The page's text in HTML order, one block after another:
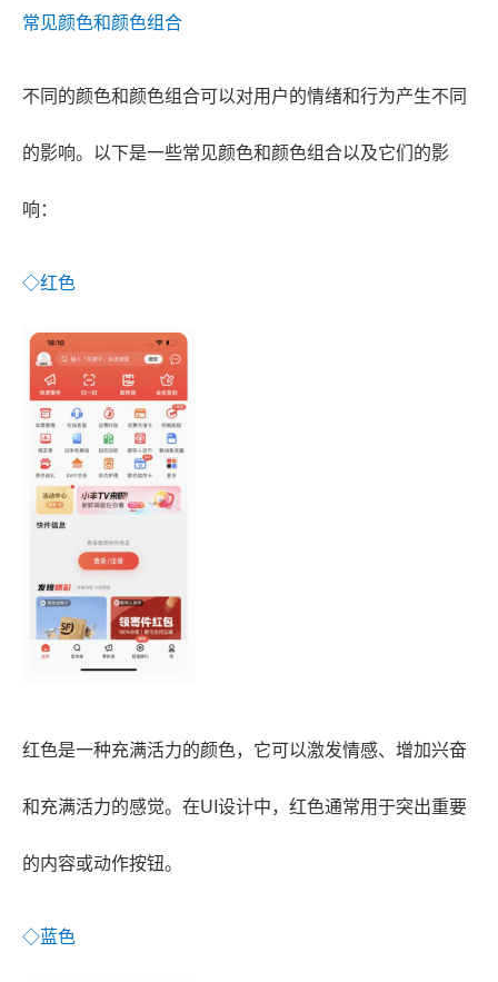
常见颜色和颜色组合
不同的颜色和颜色组合可以对用户的情绪和行为产生不同
的影响。以下是一些常见颜色和颜色组合以及它们的影
响：
◇红色
红色是一种充满活力的颜色，它可以激发情感、增加兴奋
和充满活力的感觉。在UI设计中，红色通常用于突出重要
的内容或动作按钮。
◇蓝色